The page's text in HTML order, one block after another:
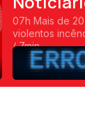
07h Mais de
violentos
/ 7min